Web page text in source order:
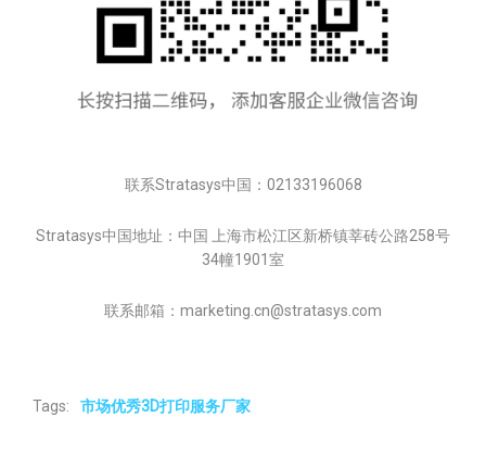
联系Stratasys中国：02133196068
Stratasys中国地址：中国 上海市松江区新桥镇莘砖公路258号
34幢1901室
联系邮箱：marketing.cn@stratasys.com
Tags: 市场优秀3D打印服务厂家